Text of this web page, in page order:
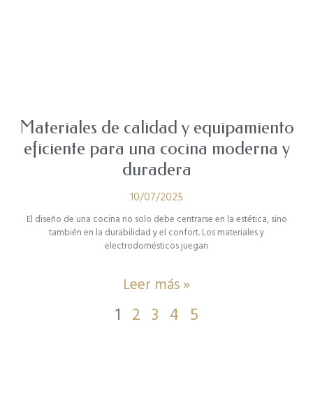
Materiales de calidad y equipamiento
eficiente para una cocina moderna y
duradera
10/07/2025
El diseño de una cocina no solo debe centrarse en la estética, sino
también en la durabilidad y el confort. Los materiales y
electrodomésticos juegan
Leer más »
1 2 3 4 5